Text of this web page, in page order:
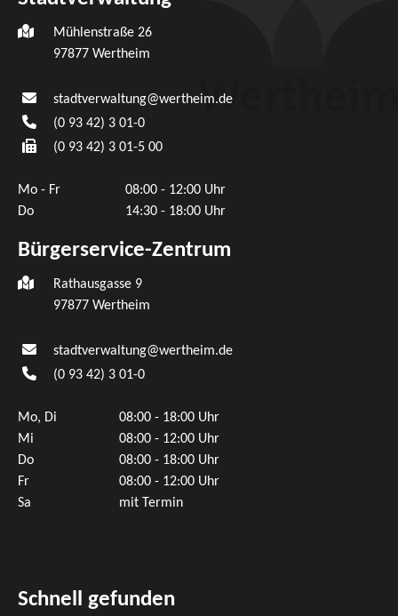
Mühlenstraße 26
97877 Wertheim
stadtverwaltung@wertheim.de
(0 93 42) 3 01-0
(0 93 42) 3 01-5 00
Mo - Fr
08:00 - 12:00 Uhr
Do
14:30 - 18:00 Uhr
Bürgerservice-Zentrum
Rathausgasse 9
97877 Wertheim
stadtverwaltung@wertheim.de
(0 93 42) 3 01-0
Mo, Di
08:00 - 18:00 Uhr
Mi
08:00 - 12:00 Uhr
Do
08:00 - 18:00 Uhr
Fr
08:00 - 12:00 Uhr
Sa
mit Termin
Schnell gefunden